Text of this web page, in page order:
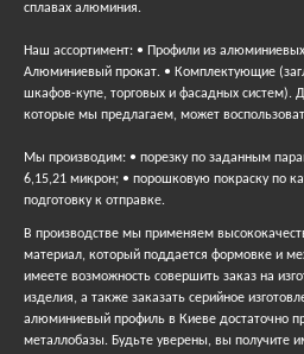
сплавах алюминия.
Наш ассортимент: • Профили из
Алюминиевый прокат. • Комплектующие
шкафов-купе, торговых и фасадных систем).
которые мы предлагаем, может
Мы производим: • порезку по заданным
6,15,21 микрон; • порошковую покраску по
подготовку к отправке.
В производстве мы применяем
материал, который поддается формовке и
имеете возможность совершить заказ на
изделия, а также заказать серийное
алюминиевый профиль в Киеве достаточно
металлобазы. Будьте уверены, вы получите